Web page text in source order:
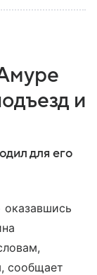
и
для его
сообщает